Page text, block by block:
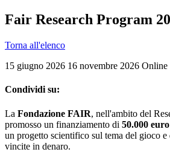
Fair Research Program
Torna all'elenco
15 giugno 2026 16 novembre 2026 Online
Condividi su:
La Fondazione FAIR, nell'ambito del
promosso un finanziamento di 50.000 euro
un progetto scientifico sul tema del gioco e
vincite in denaro.